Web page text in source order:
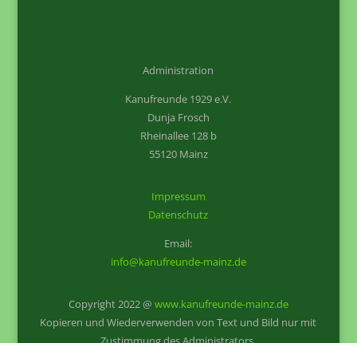
Administration
Kanufreunde 1929 e.V.
Dunja Frosch
Rheinallee 128 b
55120 Mainz
Impressum
Datenschutz
Email:
info@kanufreunde-mainz.de
Copyright 2022 @ www.kanufreunde-mainz.de
Kopieren und Wiederverwenden von Text und Bild nur mit